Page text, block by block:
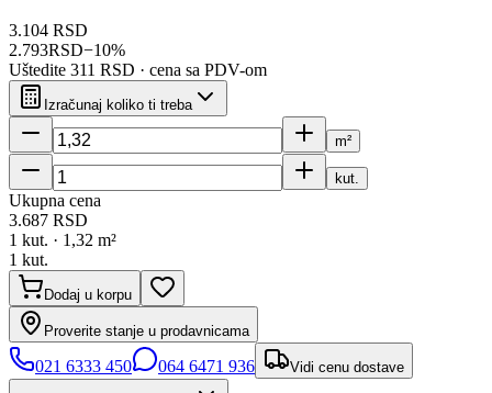
3.104 RSD
2.793RSD−10%
Uštedite 311 RSD · cena sa PDV-om
Izračunaj koliko ti treba
m²
kut.
Ukupna cena
3.687 RSD
1 kut. · 1,32 m²
1 kut.
Dodaj u korpu
Proverite stanje u prodavnicama
021 6333 450 064 6471 936 Vidi cenu dostave